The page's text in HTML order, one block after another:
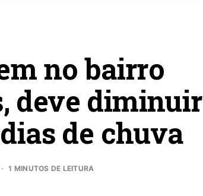
no bairro
deve diminuir
de chuva
1 MINUTOS DE LEITURA